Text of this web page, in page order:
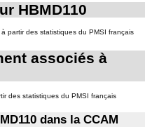
HBMD110
partir des statistiques du PMSI français
associés à
des statistiques du PMSI français
dans la CCAM